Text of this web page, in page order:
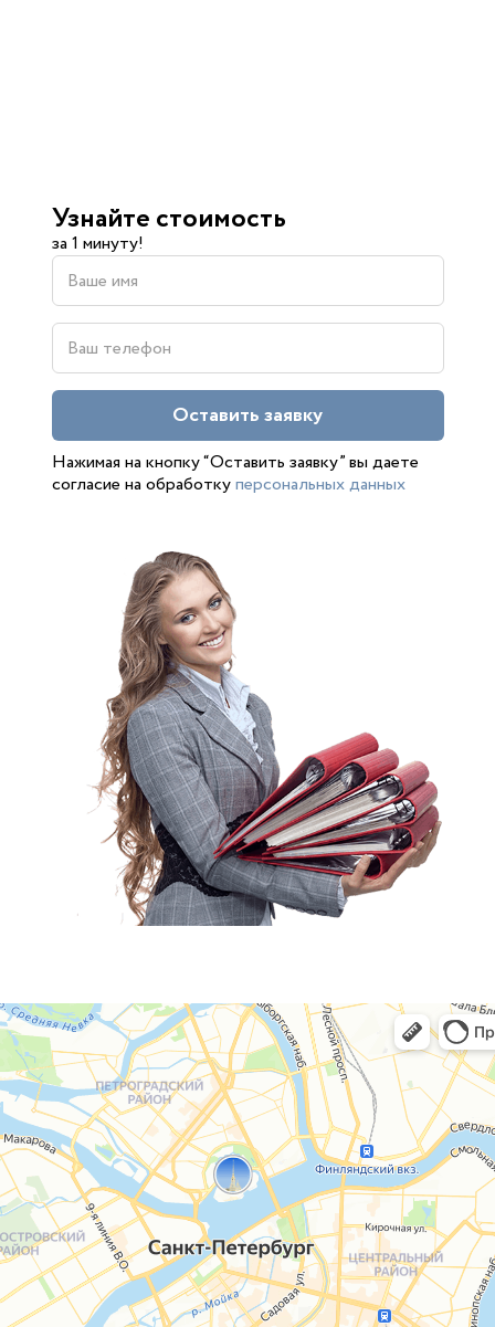
Узнайте стоимость
за 1 минуту!
Оставить заявку
Нажимая на кнопку “Оставить заявку” вы даете
согласие на обработкуперсональных данных